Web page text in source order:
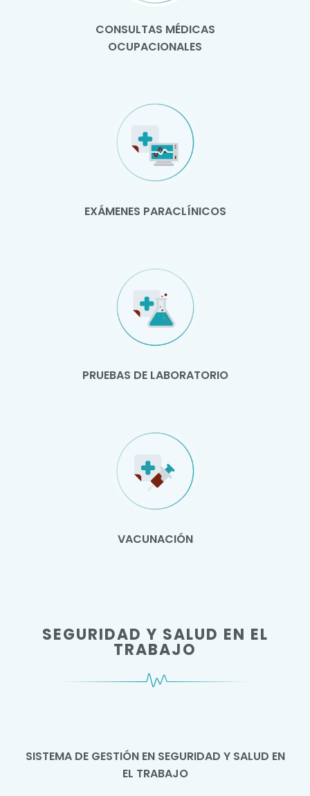
CONSULTAS MÉDICAS
OCUPACIONALES
EXÁMENES PARACLÍNICOS
PRUEBAS DE LABORATORIO
VACUNACIÓN
SEGURIDAD Y SALUD EN EL
TRABAJO​
SISTEMA DE GESTIÓN EN SEGURIDAD Y SALUD EN
EL TRABAJO